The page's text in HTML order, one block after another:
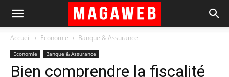
Accueil Economie Banque & Assurance
Economie Banque & Assurance
Bien comprendre la fiscalité